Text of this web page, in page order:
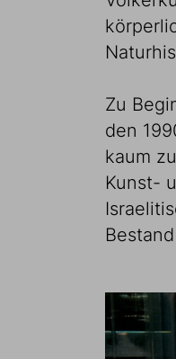
Zu
den
kaum
Kunst-